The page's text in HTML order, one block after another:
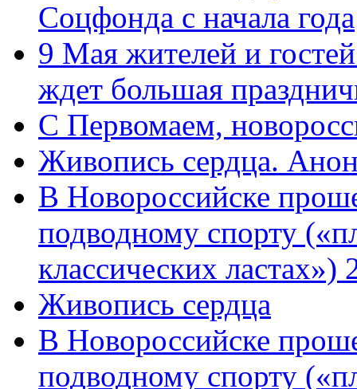
Соцфонда с начала года
9 Мая жителей и
ждет большая
C Первомаем,
Живопись сердца.
В Новороссийске
подводному спорту
классических
Живопись сердца
В Новороссийске
подводному спорту